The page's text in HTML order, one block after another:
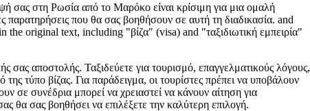
σας στη Ρωσία από το Μαρόκο είναι κρίσιμη για μια ομαλή
παρατηρήσεις που θα σας βοηθήσουν σε αυτή τη διαδικασία. and
original text, including "βίζα" (visa) and "ταξιδιωτική εμπειρία"
σας αποστολής. Ταξιδεύετε για τουρισμό, επαγγελματικούς λόγους,
τύπο βίζας. Για παράδειγμα, οι τουρίστες πρέπει να υποβάλουν
σε συνέδρια μπορεί να χρειαστεί να κάνουν αίτηση για
θα σας βοηθήσει να επιλέξετε την καλύτερη επιλογή.